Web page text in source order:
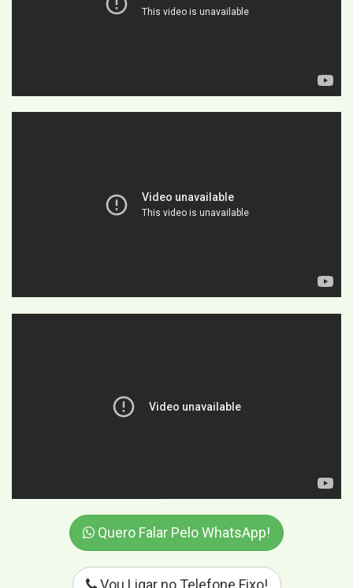
Quero Falar Pelo WhatsApp!
Vou Ligar no Telefone Fixo!